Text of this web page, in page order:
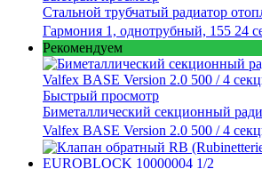
Стальной трубчатый радиатор
Гармония 1, однотрубный, 155 24
Рекомендуем
Быстрый просмотр
Биметаллический секционный
Valfex BASE Version 2.0 500 / 4